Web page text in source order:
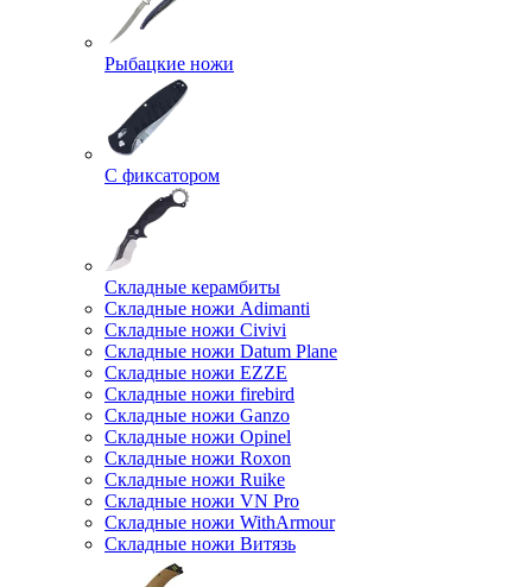
Рыбацкие ножи
С фиксатором
Складные керамбиты
Складные ножи Adimanti
Складные ножи Civivi
Складные ножи Datum Plane
Складные ножи EZZE
Складные ножи firebird
Складные ножи Ganzo
Складные ножи Opinel
Складные ножи Roxon
Складные ножи Ruike
Складные ножи VN Pro
Складные ножи WithArmour
Складные ножи Витязь